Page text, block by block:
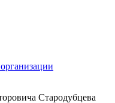
Стародубцева